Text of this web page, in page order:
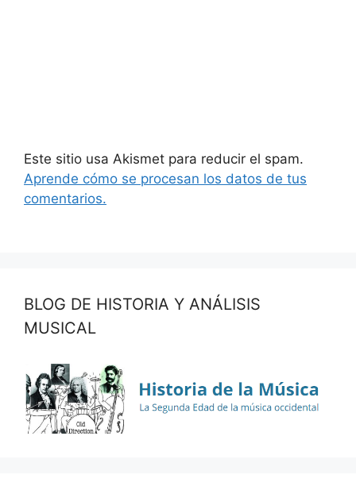
Este sitio usa Akismet para reducir el spam.
Aprende cómo se procesan los datos de tus
comentarios.
BLOG DE HISTORIA Y ANÁLISIS
MUSICAL